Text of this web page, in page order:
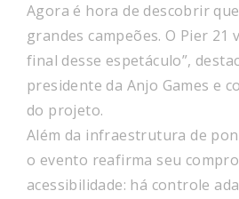
Agora é hora de descobrir
grandes campeões. O Pier 21
final desse espetáculo”,
presidente da Anjo Games e
do projeto.
Além da infraestrutura de
o evento reafirma seu
acessibilidade: há controle